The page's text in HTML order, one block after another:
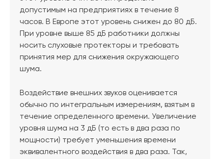
допустимым на предприятиях в течение 8
часов. В Европе этот уровень снижен до 80 дБ.
При уровне выше 85 дБ работники должны
носить слуховые протекторы и требовать
принятия мер для снижения окружающего
шума.
Воздействие внешних звуков оценивается
обычно по интегральным измерениям, взятым в
течение определенного времени. Увеличение
уровня шума на 3 дБ (то есть в два раза по
мощности) требует уменьшения времени
эквивалентного воздействия в два раза. Так,